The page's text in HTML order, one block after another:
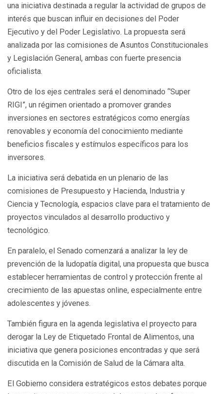
una iniciativa destinada a regular la actividad de grupos de
interés que buscan influir en decisiones del Poder
Ejecutivo y del Poder Legislativo. La propuesta será
analizada por las comisiones de Asuntos Constitucionales
y Legislación General, ambas con fuerte presencia
oficialista.
Otro de los ejes centrales será el denominado “Super
RIGI”, un régimen orientado a promover grandes
inversiones en sectores estratégicos como energías
renovables y economía del conocimiento mediante
beneficios fiscales y estímulos específicos para los
inversores.
La iniciativa será debatida en un plenario de las
comisiones de Presupuesto y Hacienda, Industria y
Ciencia y Tecnología, espacios clave para el tratamiento de
proyectos vinculados al desarrollo productivo y
tecnológico.
En paralelo, el Senado comenzará a analizar la ley de
prevención de la ludopatía digital, una propuesta que busca
establecer herramientas de control y protección frente al
crecimiento de las apuestas online, especialmente entre
adolescentes y jóvenes.
También figura en la agenda legislativa el proyecto para
derogar la Ley de Etiquetado Frontal de Alimentos, una
iniciativa que genera posiciones encontradas y que será
discutida en la Comisión de Salud de la Cámara alta.
El Gobierno considera estratégicos estos debates porque